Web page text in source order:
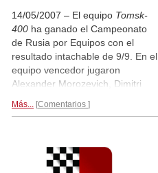
14/05/2007 – El equipo Tomsk-
400 ha ganado el Campeonato
de Rusia por Equipos con el
resultado intachable de 9/9. En el
equipo vencedor jugaron
Alexander Morozevich, Dimitri
Rustam Kasimdzhanov y Victor
con Radjabov, Grischuk, Shirov y
Akopian. La competición
Más... Comentarios